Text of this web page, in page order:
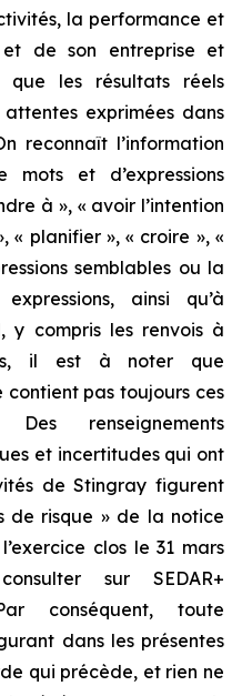
la performance et
de son entreprise et
les résultats réels
exprimées dans
reconnaît l’information
mots et d’expressions
à », « avoir l’intention
« planifier », « croire », «
semblables ou la
ainsi qu’à
y compris les renvois à
il est à noter que
contient pas toujours ces
renseignements
et incertitudes qui ont
de Stingray figurent
de risque » de la notice
clos le 31 mars
sur SEDAR+
conséquent, toute
dans les présentes
qui précède, et rien ne